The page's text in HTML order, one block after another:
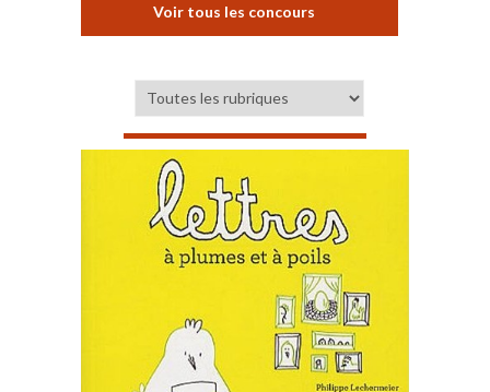
Voir tous les concours